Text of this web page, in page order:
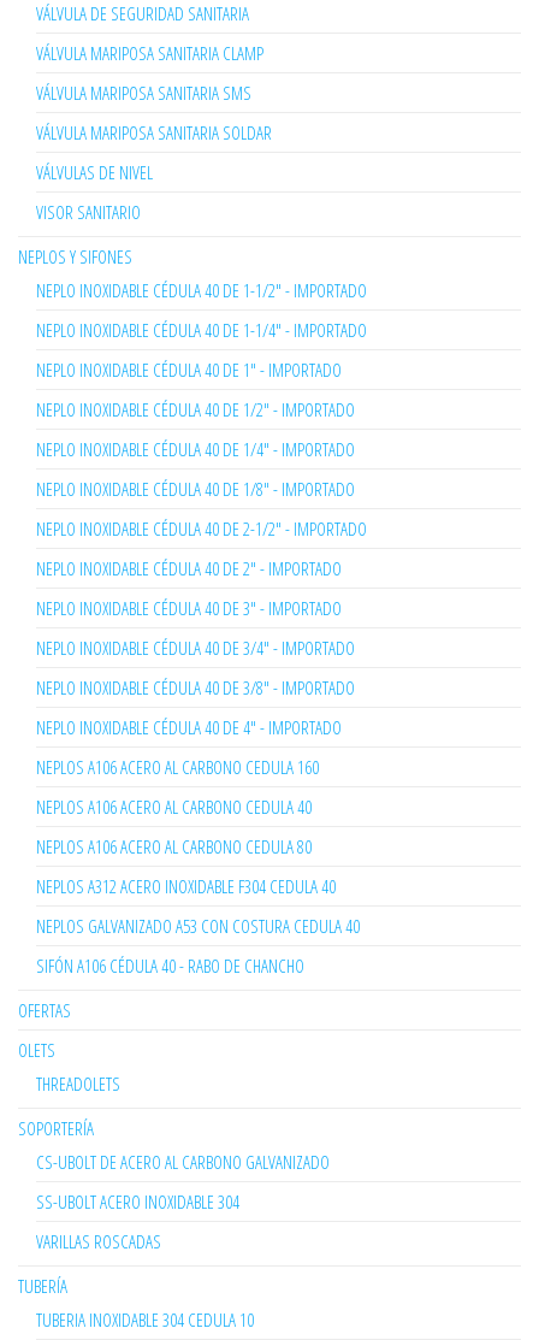
VÁLVULA DE SEGURIDAD SANITARIA
VÁLVULA MARIPOSA SANITARIA CLAMP
VÁLVULA MARIPOSA SANITARIA SMS
VÁLVULA MARIPOSA SANITARIA SOLDAR
VÁLVULAS DE NIVEL
VISOR SANITARIO
NEPLOS Y SIFONES
NEPLO INOXIDABLE CÉDULA 40 DE 1-1/2" - IMPORTADO
NEPLO INOXIDABLE CÉDULA 40 DE 1-1/4" - IMPORTADO
NEPLO INOXIDABLE CÉDULA 40 DE 1" - IMPORTADO
NEPLO INOXIDABLE CÉDULA 40 DE 1/2" - IMPORTADO
NEPLO INOXIDABLE CÉDULA 40 DE 1/4" - IMPORTADO
NEPLO INOXIDABLE CÉDULA 40 DE 1/8" - IMPORTADO
NEPLO INOXIDABLE CÉDULA 40 DE 2-1/2" - IMPORTADO
NEPLO INOXIDABLE CÉDULA 40 DE 2" - IMPORTADO
NEPLO INOXIDABLE CÉDULA 40 DE 3" - IMPORTADO
NEPLO INOXIDABLE CÉDULA 40 DE 3/4" - IMPORTADO
NEPLO INOXIDABLE CÉDULA 40 DE 3/8" - IMPORTADO
NEPLO INOXIDABLE CÉDULA 40 DE 4" - IMPORTADO
NEPLOS A106 ACERO AL CARBONO CEDULA 160
NEPLOS A106 ACERO AL CARBONO CEDULA 40
NEPLOS A106 ACERO AL CARBONO CEDULA 80
NEPLOS A312 ACERO INOXIDABLE F304 CEDULA 40
NEPLOS GALVANIZADO A53 CON COSTURA CEDULA 40
SIFÓN A106 CÉDULA 40 - RABO DE CHANCHO
OFERTAS
OLETS
THREADOLETS
SOPORTERÍA
CS-UBOLT DE ACERO AL CARBONO GALVANIZADO
SS-UBOLT ACERO INOXIDABLE 304
VARILLAS ROSCADAS
TUBERÍA
TUBERIA INOXIDABLE 304 CEDULA 10